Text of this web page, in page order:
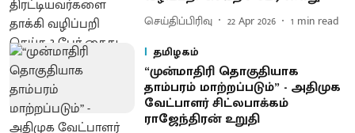
செய்திப்பிரிவு 22 Apr 2026 1 min read
தமிழகம்
“முன்மாதிரி தொகுதியாக
தாம்பரம் மாற்றப்படும்” - அதிமுக
வேட்பாளர் சிட்லபாக்கம்
ராஜேந்திரன் உறுதி